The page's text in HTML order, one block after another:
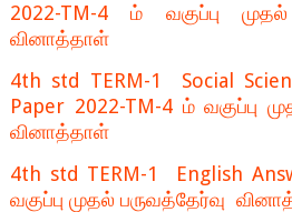
2022-TM-4 ம் வகுப்பு முதல்
வினாத்தாள்
4th std TERM-1 Social
Paper 2022-TM-4 ம் வகுப்பு
வினாத்தாள்
4th std TERM-1 English
வகுப்பு முதல் பருவத்தேர்வு